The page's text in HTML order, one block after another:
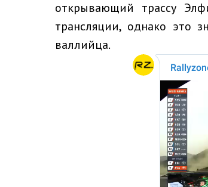
открывающий трассу
трансляции, однако это
валлийца.